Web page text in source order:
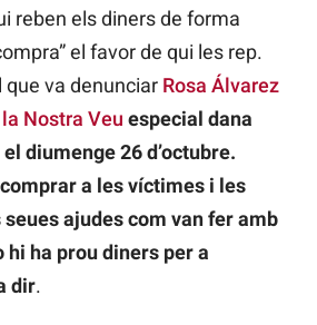
reben els diners de forma
el favor de qui les rep.
va denunciar Rosa Álvarez
la Nostra Veu especial dana
diumenge 26 d’octubre.
a les víctimes i les
ajudes com van fer amb
hi ha prou diners per a
dir.